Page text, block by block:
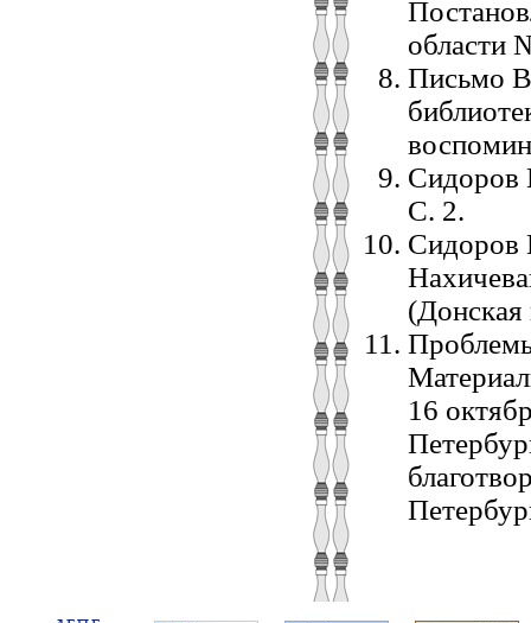
области
Письмо
Сидоров
С. 2.
Сидоров
(Донская
16